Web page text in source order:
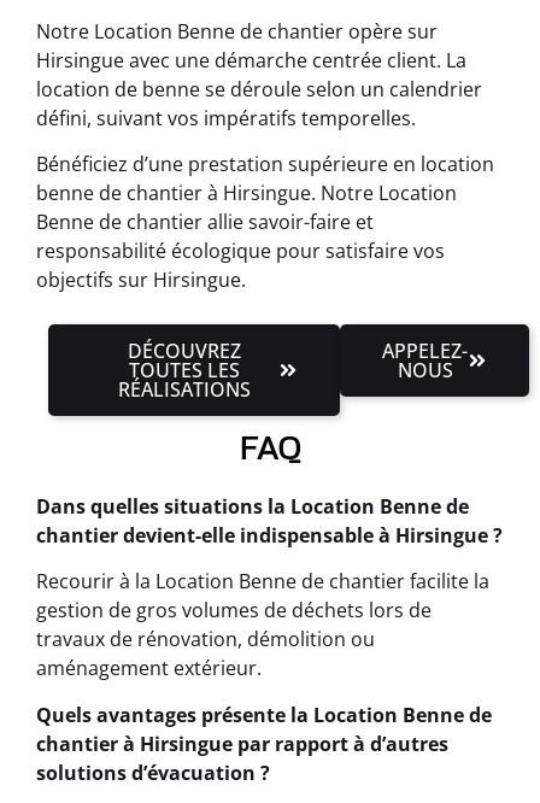
Notre Location Benne de chantier opère sur
Hirsingue avec une démarche centrée client. La
location de benne se déroule selon un calendrier
défini, suivant vos impératifs temporelles.
Bénéficiez d’une prestation supérieure en location
benne de chantier à Hirsingue. Notre Location
Benne de chantier allie savoir-faire et
responsabilité écologique pour satisfaire vos
objectifs sur Hirsingue.
DÉCOUVREZ
TOUTES LES
RÉALISATIONS
APPELEZ-
NOUS
FAQ
Dans quelles situations la Location Benne de
chantier devient-elle indispensable à Hirsingue ?
Recourir à la Location Benne de chantier facilite la
gestion de gros volumes de déchets lors de
travaux de rénovation, démolition ou
aménagement extérieur.
Quels avantages présente la Location Benne de
chantier à Hirsingue par rapport à d’autres
solutions d’évacuation ?